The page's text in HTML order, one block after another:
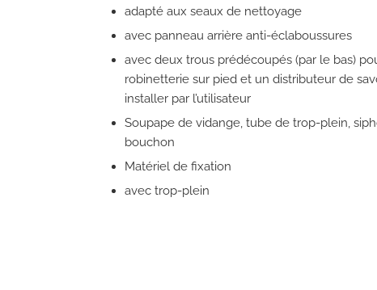
adapté aux seaux de nettoyage
avec panneau arrière anti-éclaboussures
avec deux trous prédécoupés (par le bas)
robinetterie sur pied et un distributeur de
installer par l’utilisateur
Soupape de vidange, tube de trop-plein,
bouchon
Matériel de fixation
avec trop-plein